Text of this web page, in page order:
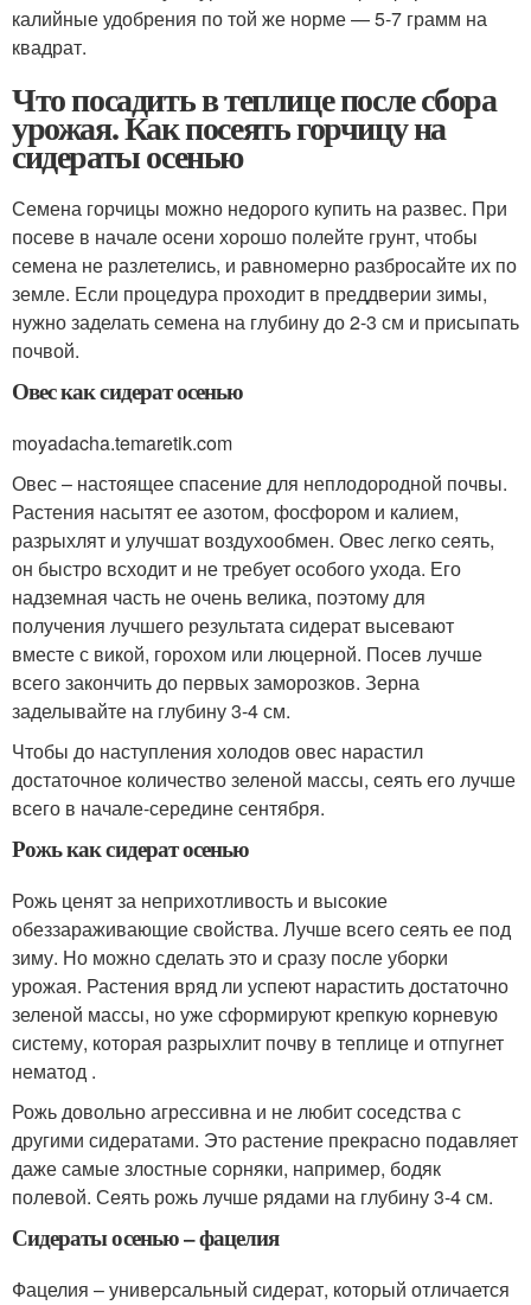
калийные удобрения по той же норме — 5-7 грамм на
квадрат.
Что посадить в теплице после сбора
урожая. Как посеять горчицу на
сидераты осенью
Семена горчицы можно недорого купить на развес. При
посеве в начале осени хорошо полейте грунт, чтобы
семена не разлетелись, и равномерно разбросайте их по
земле. Если процедура проходит в преддверии зимы,
нужно заделать семена на глубину до 2-3 см и присыпать
почвой.
Овес как сидерат осенью
moyadacha.temaretik.com
Овес – настоящее спасение для неплодородной почвы.
Растения насытят ее азотом, фосфором и калием,
разрыхлят и улучшат воздухообмен. Овес легко сеять,
он быстро всходит и не требует особого ухода. Его
надземная часть не очень велика, поэтому для
получения лучшего результата сидерат высевают
вместе с викой, горохом или люцерной. Посев лучше
всего закончить до первых заморозков. Зерна
заделывайте на глубину 3-4 см.
Чтобы до наступления холодов овес нарастил
достаточное количество зеленой массы, сеять его лучше
всего в начале-середине сентября.
Рожь как сидерат осенью
Рожь ценят за неприхотливость и высокие
обеззараживающие свойства. Лучше всего сеять ее под
зиму. Но можно сделать это и сразу после уборки
урожая. Растения вряд ли успеют нарастить достаточно
зеленой массы, но уже сформируют крепкую корневую
систему, которая разрыхлит почву в теплице и отпугнет
нематод .
Рожь довольно агрессивна и не любит соседства с
другими сидератами. Это растение прекрасно подавляет
даже самые злостные сорняки, например, бодяк
полевой. Сеять рожь лучше рядами на глубину 3-4 см.
Сидераты осенью – фацелия
Фацелия – универсальный сидерат, который отличается